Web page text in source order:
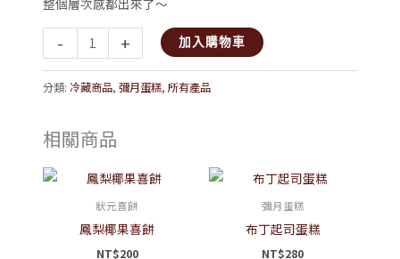
整個層次感都出來了～
- + 加入購物車
分類: 冷藏商品,彌月蛋糕,所有產品
相關商品
狀元喜餅
鳳梨椰果喜餅
NT$200
彌月蛋糕
布丁起司蛋糕
NT$280